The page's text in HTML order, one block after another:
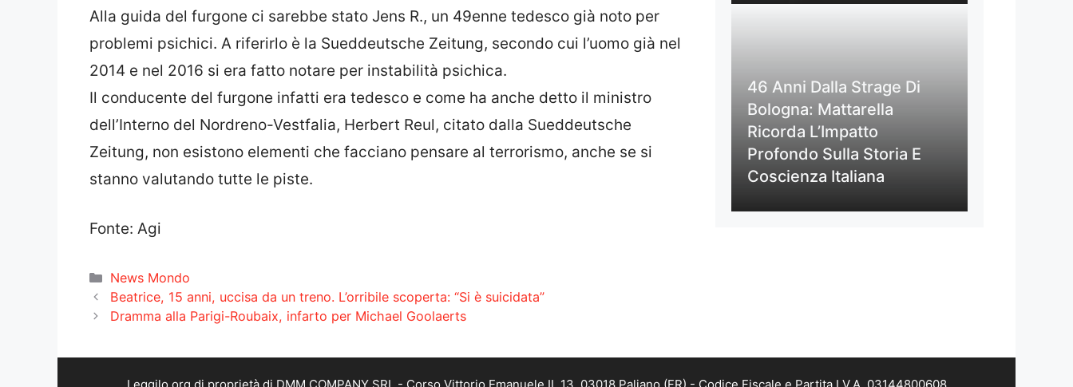
Alla guida del furgone ci sarebbe stato Jens R., un 49enne tedesco già noto per
problemi psichici. A riferirlo è la Sueddeutsche Zeitung, secondo cui l’uomo già nel
2014 e nel 2016 si era fatto notare per instabilità psichica.
Il conducente del furgone infatti era tedesco e come ha anche detto il ministro
dell’Interno del Nordreno-Vestfalia, Herbert Reul, citato dalla Sueddeutsche
Zeitung, non esistono elementi che facciano pensare al terrorismo, anche se si
stanno valutando tutte le piste.
Fonte: Agi
Categorie
News Mondo
Beatrice, 15 anni, uccisa da un treno. L’orribile scoperta: “Si è suicidata”
Dramma alla Parigi-Roubaix, infarto per Michael Goolaerts
46 Anni Dalla Strage Di
Bologna: Mattarella
Ricorda L’Impatto
Profondo Sulla Storia E
Coscienza Italiana